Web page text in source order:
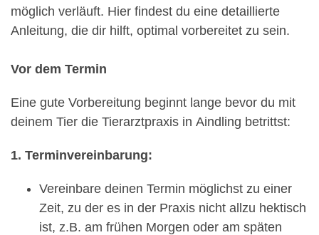
möglich verläuft. Hier findest du eine detaillierte
Anleitung, die dir hilft, optimal vorbereitet zu sein.
Vor dem Termin
Eine gute Vorbereitung beginnt lange bevor du mit
deinem Tier die Tierarztpraxis in Aindling betrittst:
1. Terminvereinbarung:
Vereinbare deinen Termin möglichst zu einer
Zeit, zu der es in der Praxis nicht allzu hektisch
ist, z.B. am frühen Morgen oder am späten